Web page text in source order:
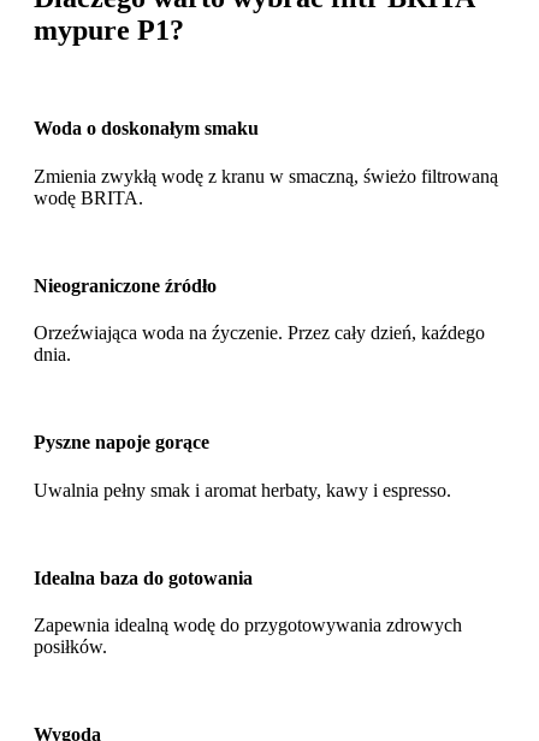
mypure P1?
Woda o doskonałym smaku
Zmienia zwykłą wodę z kranu w smaczną, świeżo filtrowaną
wodę BRITA.
Nieograniczone źródło
Orzeźwiająca woda na źyczenie. Przez cały dzień, kaźdego
dnia.
Pyszne napoje gorące
Uwalnia pełny smak i aromat herbaty, kawy i espresso.
Idealna baza do gotowania
Zapewnia idealną wodę do przygotowywania zdrowych
posiłków.
Wygoda